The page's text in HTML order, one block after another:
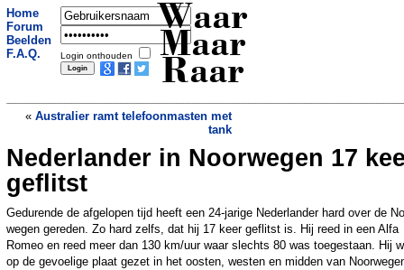
Home
Forum
Beelden
F.A.Q.
Login onthouden
Waar
Maar
Raar
« Australier ramt telefoonmasten met
tank
Franse atleet getroffen door speer
tijdens wedstrijd»
Nederlander in Noorwegen 17
geflitst
Gedurende de afgelopen tijd heeft een 24-jarige Nederlander hard over de
wegen gereden. Zo hard zelfs, dat hij 17 keer geflitst is. Hij reed in een Alfa
Romeo en reed meer dan 130 km/uur waar slechts 80 was toegestaan. Hij
op de gevoelige plaat gezet in het oosten, westen en midden van